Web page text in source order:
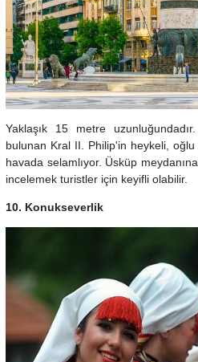
Yaklaşık 15 metre
bulunan Kral II. Philip'in heykeli,
havada selamlıyor. Üsküp
incelemek turistler için keyifli olabilir.
10. Konukseverlik